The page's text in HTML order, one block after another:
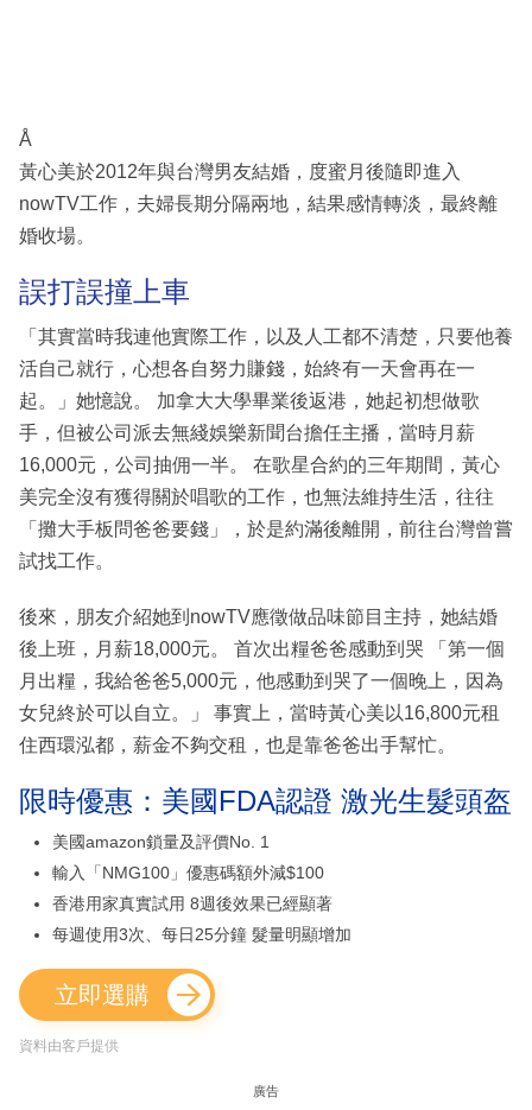
Å
黃心美於2012年與台灣男友結婚，度蜜月後隨即進入
nowTV工作，夫婦長期分隔兩地，結果感情轉淡，最終離
婚收場。
誤打誤撞上車
「其實當時我連他實際工作，以及人工都不清楚，只要他養
活自己就行，心想各自努力賺錢，始終有一天會再在一
起。」她憶說。 加拿大大學畢業後返港，她起初想做歌
手，但被公司派去無綫娛樂新聞台擔任主播，當時月薪
16,000元，公司抽佣一半。 在歌星合約的三年期間，黃心
美完全沒有獲得關於唱歌的工作，也無法維持生活，往往
「攤大手板問爸爸要錢」，於是約滿後離開，前往台灣曾嘗
試找工作。
後來，朋友介紹她到nowTV應徵做品味節目主持，她結婚
後上班，月薪18,000元。 首次出糧爸爸感動到哭 「第一個
月出糧，我給爸爸5,000元，他感動到哭了一個晚上，因為
女兒終於可以自立。」 事實上，當時黃心美以16,800元租
住西環泓都，薪金不夠交租，也是靠爸爸出手幫忙。
限時優惠：美國FDA認證 激光生髮頭盔
美國amazon鎖量及評價No. 1
輸入「NMG100」優惠碼額外減$100
香港用家真實試用 8週後效果已經顯著
每週使用3次、每日25分鐘 髮量明顯增加
立即選購
資料由客戶提供
廣告